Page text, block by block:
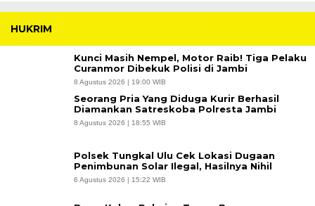
HUKRIM
Kunci Masih Nempel, Motor Raib! Tiga Pelaku
Curanmor Dibekuk Polisi di Jambi
8 Agustus 2026 | 19:00 WIB
Seorang Pria Yang Diduga Kurir Berhasil
Diamankan Satreskoba Polresta Jambi
8 Agustus 2026 | 18:55 WIB
Polsek Tungkal Ulu Cek Lokasi Dugaan
Penimbunan Solar Ilegal, Hasilnya Nihil
6 Agustus 2026 | 15:22 WIB